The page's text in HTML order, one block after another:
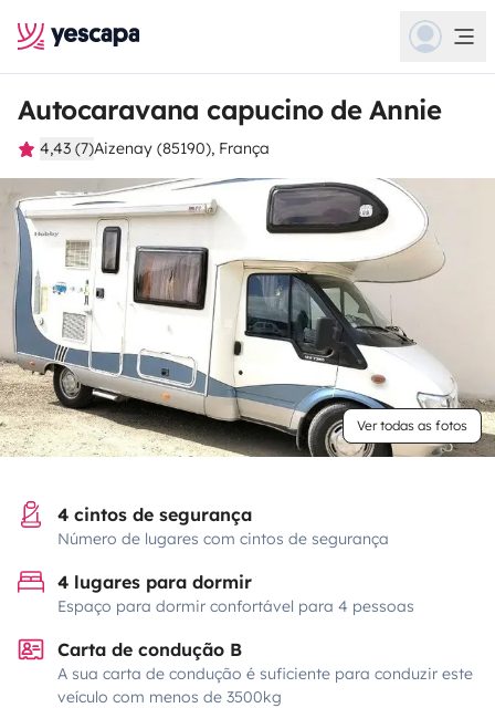
Autocaravana capucino de Annie
4,43 (7)Aizenay (85190), França
Ver todas as fotos
4 cintos de segurança
Número de lugares com cintos de segurança
4 lugares para dormir
Espaço para dormir confortável para 4 pessoas
Carta de condução B
A sua carta de condução é suficiente para conduzir este
veículo com menos de 3500kg